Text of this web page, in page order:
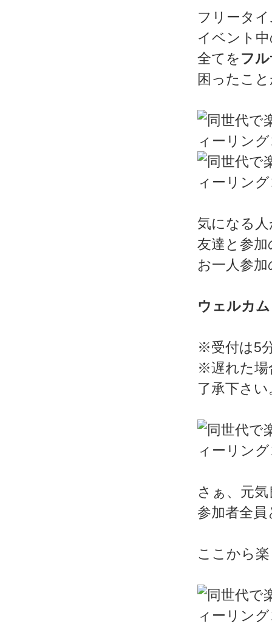
フリータ
イベント
全てをフ
困ったこ
気になる
友達と参
お一人参
ウェルカ
※受付は5
※遅れた場
了承下さい
さぁ、元
参加者全
ここから